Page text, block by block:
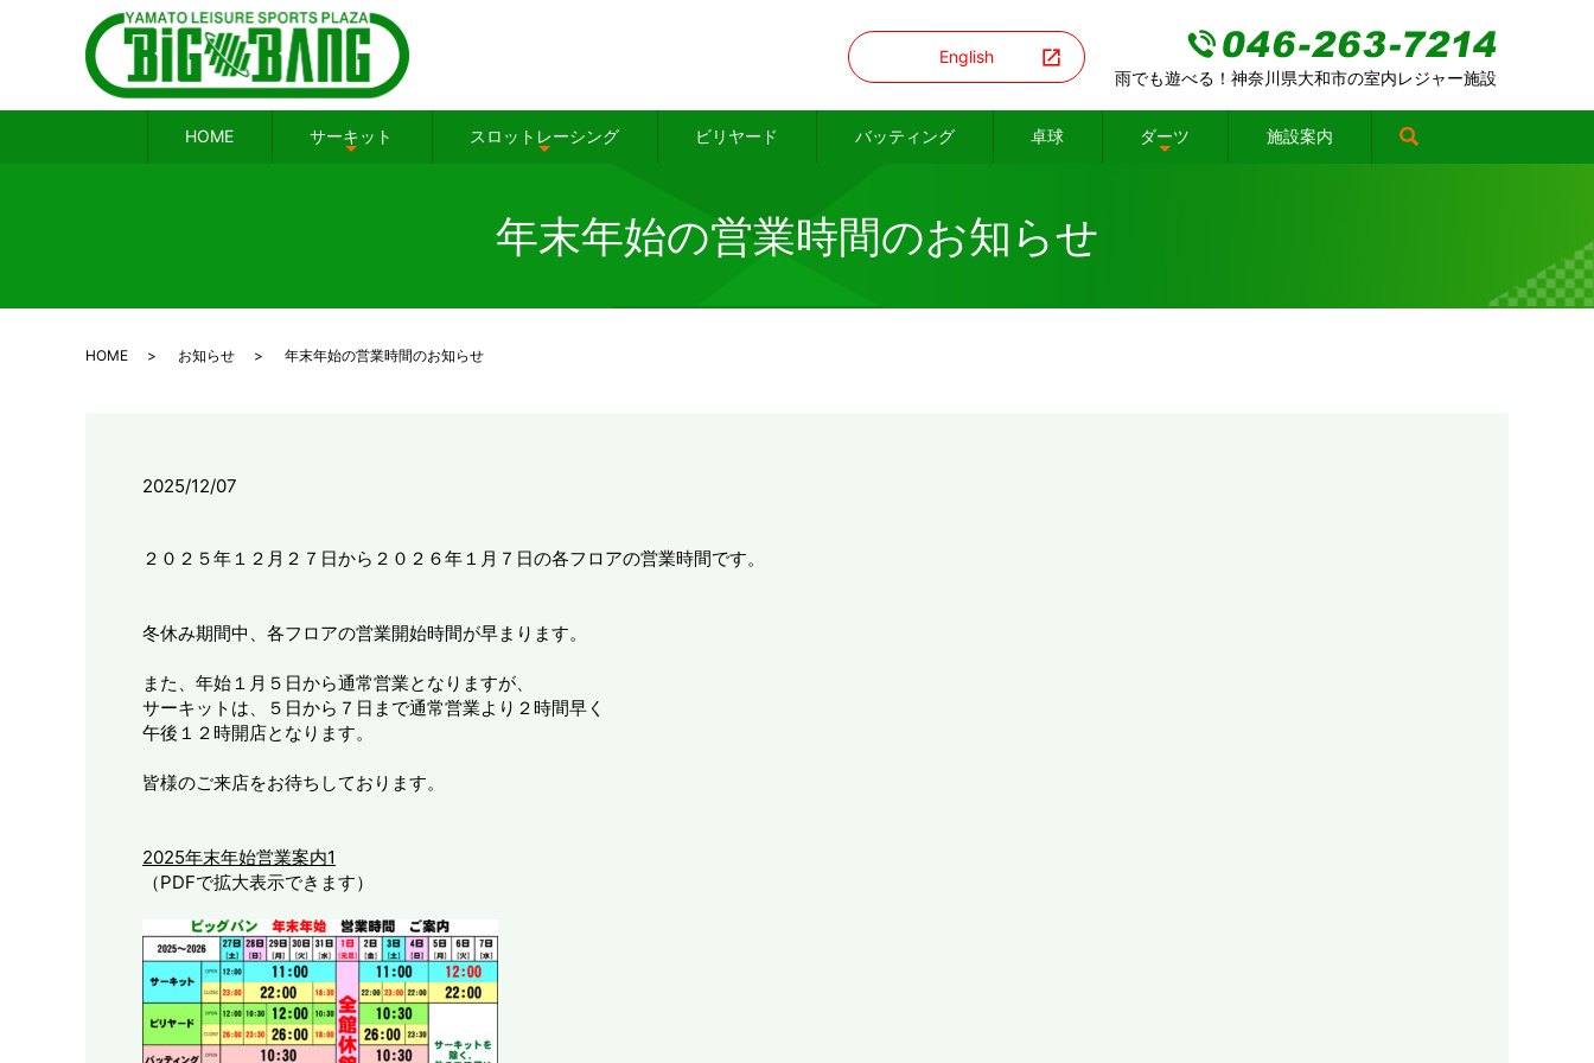
English
雨でも遊べる！神奈川県大和市の室内レジャー施設
HOME サーキット スロットレーシング ビリヤード バッティング 卓球 ダーツ 施設案内
年末年始の営業時間のお知らせ
HOME お知らせ 年末年始の営業時間のお知らせ
2025/12/07
２０２５年１２月２７日から２０２６年１月７日の各フロアの営業時間です。
冬休み期間中、各フロアの営業開始時間が早まります。
また、年始１月５日から通常営業となりますが、
サーキットは、５日から７日まで通常営業より２時間早く
午後１２時開店となります。
皆様のご来店をお待ちしております。
2025年末年始営業案内1
（PDFで拡大表示できます）